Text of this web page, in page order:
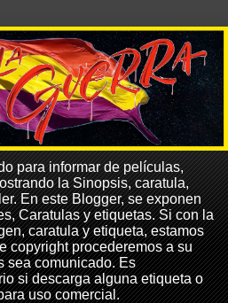
para informar de películas,
la Sinopsis, caratula,
En este Blogger, se exponen
Caratulas y etiquetas. Si con la
caratula y etiqueta, estamos
copyright procederemos a su
sea comunicado. Es
si descarga alguna etiqueta o
uso comercial.